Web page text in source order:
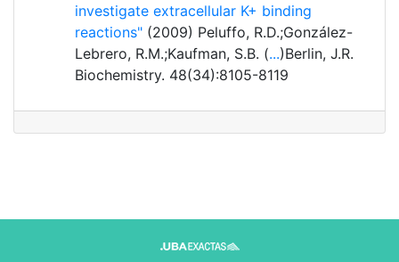
investigate extracellular K+ binding
reactions" (2009) Peluffo, R.D.;González-
Lebrero, R.M.;Kaufman, S.B. (...)Berlin, J.R.
Biochemistry. 48(34):8105-8119